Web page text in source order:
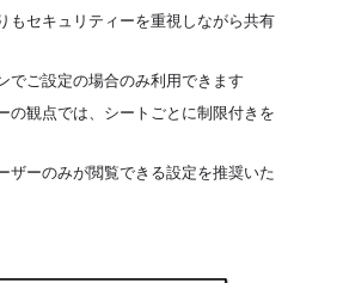
もセキュリティーを重視しながら共有
ご設定の場合のみ利用できます
観点では、 シートごとに制限付きを
ーのみが閲覧できる設定を推奨いた